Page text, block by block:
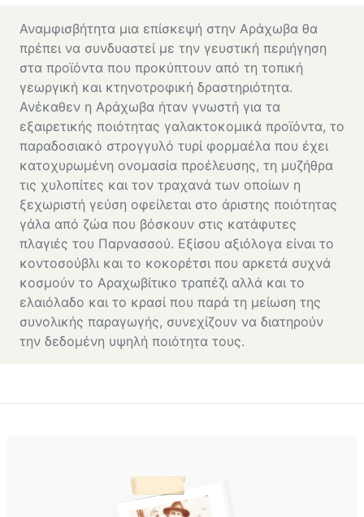
Αναμφισβήτητα μια επίσκεψή στην Αράχωβα θα
πρέπει να συνδυαστεί με την γευστική περιήγηση
στα προϊόντα που προκύπτουν από τη τοπική
γεωργική και κτηνοτροφική δραστηριότητα.
Ανέκαθεν η Αράχωβα ήταν γνωστή για τα
εξαιρετικής ποιότητας γαλακτοκομικά προϊόντα, το
παραδοσιακό στρογγυλό τυρί φορμαέλα που έχει
κατοχυρωμένη ονομασία προέλευσης, τη μυζήθρα
τις χυλοπίτες και τον τραχανά των οποίων η
ξεχωριστή γεύση οφείλεται στο άριστης ποιότητας
γάλα από ζώα που βόσκουν στις κατάφυτες
πλαγιές του Παρνασσού. Εξίσου αξιόλογα είναι το
κοντοσούβλι και το κοκορέτσι που αρκετά συχνά
κοσμούν το Αραχωβίτικο τραπέζι αλλά και το
ελαιόλαδο και το κρασί που παρά τη μείωση της
συνολικής παραγωγής, συνεχίζουν να διατηρούν
την δεδομένη υψηλή ποιότητα τους.